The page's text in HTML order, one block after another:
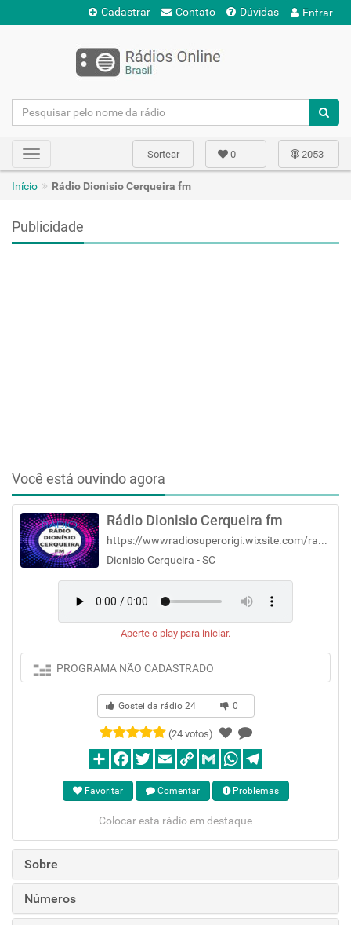
Cadastrar Contato Dúvidas Entrar
Toggle
navigation
2053
0
Sortear
Início Rádio Dionisio Cerqueira fm
Publicidade
Você está ouvindo agora
Rádio Dionisio Cerqueira fm
https://wwwradiosuperorigi.wixsite.com/radiodionisio
Dionisio Cerqueira - SC
Aperte o play para iniciar.
PROGRAMA NÃO CADASTRADO
Gostei da rádio 24 0
(24 votos)
Favoritar Comentar Problemas
Colocar esta rádio em destaque
Sobre
Números